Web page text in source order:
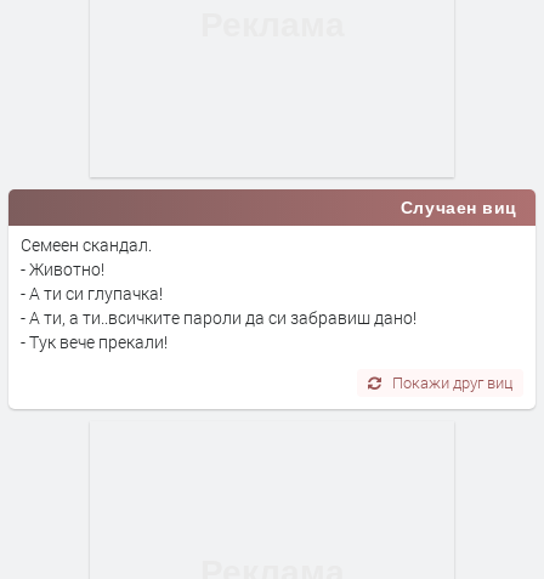
Случаен виц
Семеен скандал.
- Животно!
- А ти си глупачка!
- А ти, а ти..всичките пароли да си забравиш дано!
- Тук вече прекали!
Покажи друг виц